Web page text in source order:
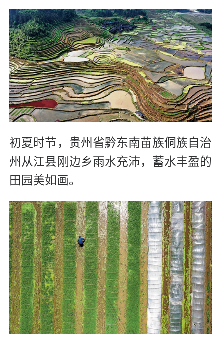
初夏时节，贵州省黔东南苗族侗族自治
州从江县刚边乡雨水充沛，蓄水丰盈的
田园美如画。